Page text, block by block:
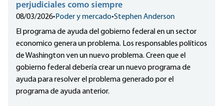
perjudiciales como siempre
08/03/2026• Poder y mercado•Stephen Anderson
El programa de ayuda del gobierno federal en un sector
economico genera un problema. Los responsables políticos
de Washington ven un nuevo problema. Creen que el
gobierno federal debería crear un nuevo programa de
ayuda para resolver el problema generado por el
programa de ayuda anterior.